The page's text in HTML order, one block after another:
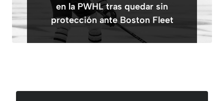
en la PWHL tras quedar sin
protección ante Boston Fleet